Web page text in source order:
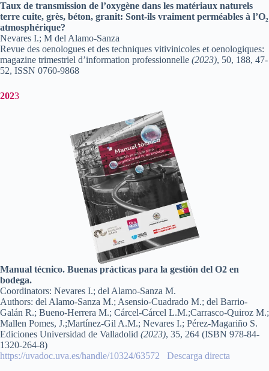
Taux de transmission de l’oxygène dans les matériaux naturels
terre cuite, grès, béton, granit: Sont-ils vraiment perméables à l’O₂
atmosphérique?
Nevares I.; M del Alamo-Sanza
Revue des oenologues et des techniques vitivinicoles et oenologiques:
magazine trimestriel d’information professionnelle (2023), 50, 188, 47-
52, ISSN 0760-9868
2023
Manual técnico. Buenas prácticas para la gestión del O2 en
bodega.
Coordinators: Nevares I.; del Alamo-Sanza M.
Authors: del Alamo-Sanza M.; Asensio-Cuadrado M.; del Barrio-
Galán R.; Bueno-Herrera M.; Cárcel-Cárcel L.M.;Carrasco-Quiroz M.;
Mallen Pomes, J.;Martínez-Gil A.M.; Nevares I.; Pérez-Magariño S.
Ediciones Universidad de Valladolid (2023), 35, 264 (ISBN 978-84-
1320-264-8)
https://uvadoc.uva.es/handle/10324/63572
Descarga directa